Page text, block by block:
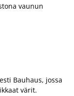
vaunun
Bauhaus, jossa
värit.